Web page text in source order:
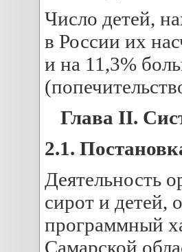
Число детей,
в России их
и на 11,3%
Глава II.
2.1.
Деятельность
сирот и детей,
программный
Самарской